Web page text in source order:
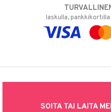
laskulla,
SOITA TAI LAITA